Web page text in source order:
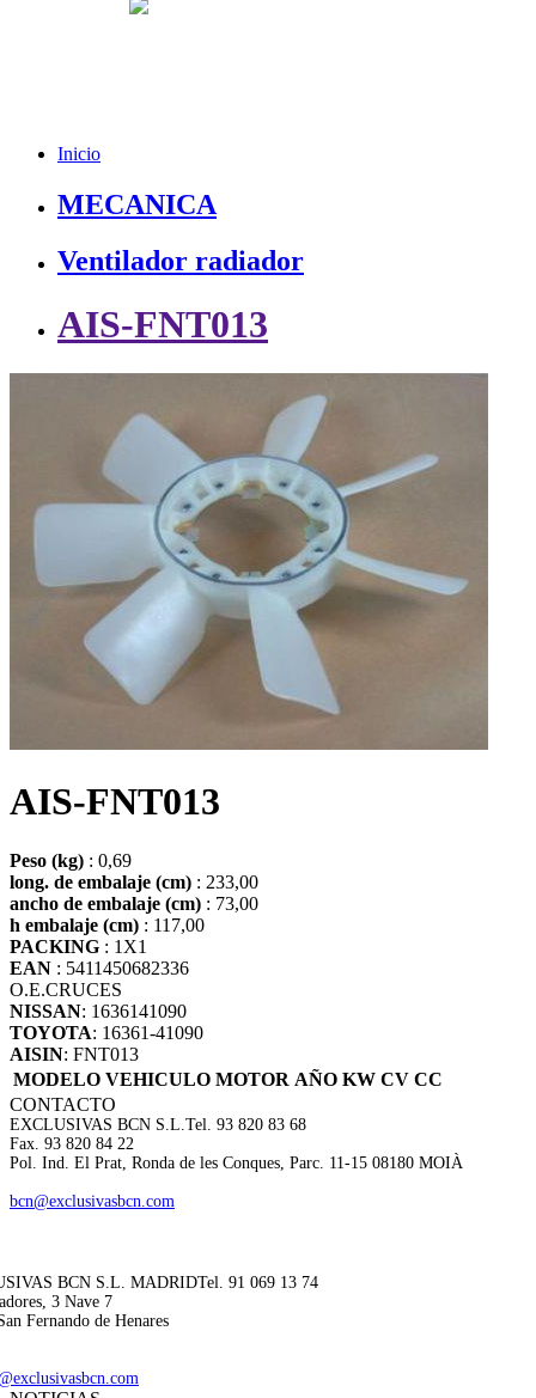
Inicio
MECANICA
Ventilador radiador
AIS-FNT013
AIS-FNT013
Peso (kg) : 0,69
long. de embalaje (cm) : 233,00
ancho de embalaje (cm) : 73,00
h embalaje (cm) : 117,00
PACKING : 1X1
EAN : 5411450682336
O.E.CRUCES
NISSAN: 1636141090
TOYOTA: 16361-41090
AISIN: FNT013
MODELO VEHICULO MOTOR AÑO KW CV CC
CONTACTO
EXCLUSIVAS BCN S.L. Tel. 93 820 83 68
Fax. 93 820 84 22
Pol. Ind. El Prat, Ronda de les Conques, Parc. 11-15 08180 MOIÀ
bcn@exclusivasbcn.com
BCN S.L. MADRIDTel. 91 069 13 74
3 Nave 7
Fernando de Henares